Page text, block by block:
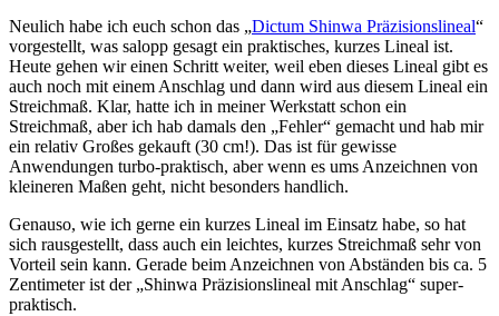
Neulich habe ich euch schon das „Dictum Shinwa Präzisionslineal“
vorgestellt, was salopp gesagt ein praktisches, kurzes Lineal ist.
Heute gehen wir einen Schritt weiter, weil eben dieses Lineal gibt es
auch noch mit einem Anschlag und dann wird aus diesem Lineal ein
Streichmaß. Klar, hatte ich in meiner Werkstatt schon ein
Streichmaß, aber ich hab damals den „Fehler“ gemacht und hab mir
ein relativ Großes gekauft (30 cm!). Das ist für gewisse
Anwendungen turbo-praktisch, aber wenn es ums Anzeichnen von
kleineren Maßen geht, nicht besonders handlich.
Genauso, wie ich gerne ein kurzes Lineal im Einsatz habe, so hat
sich rausgestellt, dass auch ein leichtes, kurzes Streichmaß sehr von
Vorteil sein kann. Gerade beim Anzeichnen von Abständen bis ca. 5
Zentimeter ist der „Shinwa Präzisionslineal mit Anschlag“ super-
praktisch.